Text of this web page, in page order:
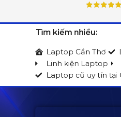
Tìm kiếm nhiều:
Laptop Cần Thơ
Linh kiện Laptop
Laptop cũ uy tín tại